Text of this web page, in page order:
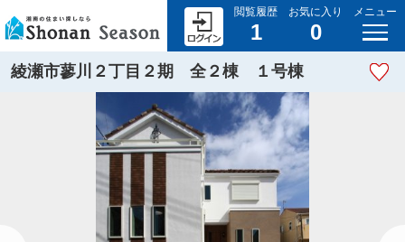
閲覧履歴
1
お気に入り
0
メニュー
綾瀬市蓼川２丁目２期 全２棟 １号棟